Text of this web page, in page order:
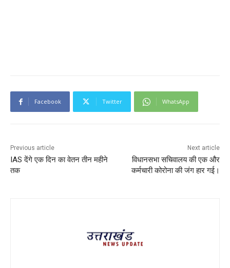
Facebook Twitter WhatsApp
Previous article
IAS देंगे एक दिन का वेतन तीन महीने
तक
Next article
विधानसभा सचिवालय की एक और
कर्मचारी कोरोना की जंग हार गई।